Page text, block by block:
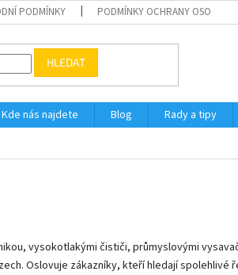
PODMÍNKY PODMÍNKY OCHRANY OSOBNÍCH
HLEDAT
Kde nás najdete Blog Rady a tipy
vysokotlakými čističi, průmyslovými
Oslovuje zákazníky, kteří hledají